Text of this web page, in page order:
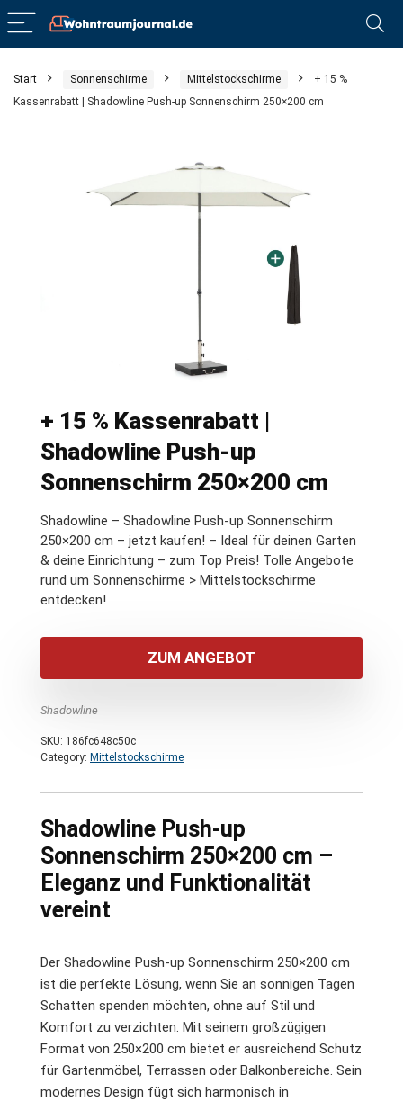
Start Sonnenschirme Mittelstockschirme
+ 15 %
Kassenrabatt | Shadowline Push-up Sonnenschirm 250×200 cm
+ 15 % Kassenrabatt |
Shadowline Push-up
Sonnenschirm 250×200 cm
Shadowline – Shadowline Push-up Sonnenschirm
250×200 cm – jetzt kaufen! – Ideal für deinen Garten
& deine Einrichtung – zum Top Preis! Tolle Angebote
rund um Sonnenschirme > Mittelstockschirme
entdecken!
ZUM ANGEBOT
Shadowline
SKU: 186fc648c50c
Category: Mittelstockschirme
Shadowline Push-up
Sonnenschirm 250×200 cm –
Eleganz und Funktionalität
vereint
Der Shadowline Push-up Sonnenschirm 250×200 cm
ist die perfekte Lösung, wenn Sie an sonnigen Tagen
Schatten spenden möchten, ohne auf Stil und
Komfort zu verzichten. Mit seinem großzügigen
Format von 250×200 cm bietet er ausreichend Schutz
für Gartenmöbel, Terrassen oder Balkonbereiche. Sein
modernes Design fügt sich harmonisch in